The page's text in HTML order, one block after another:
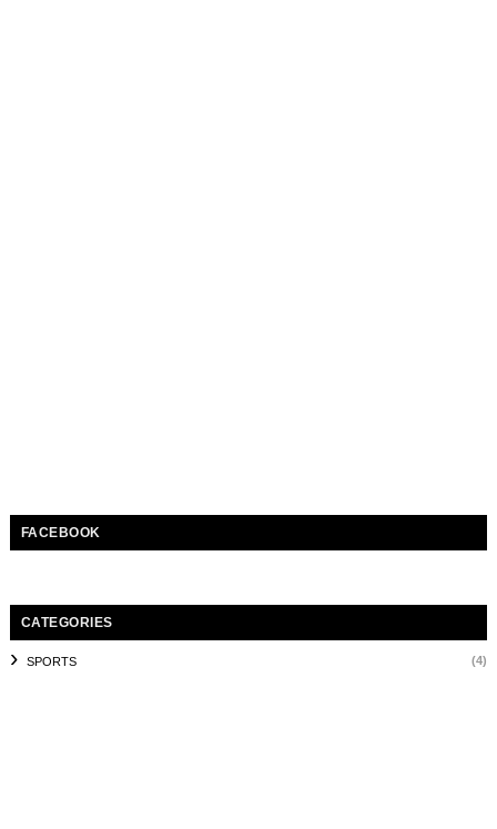
FACEBOOK
CATEGORIES
SPORTS (4)